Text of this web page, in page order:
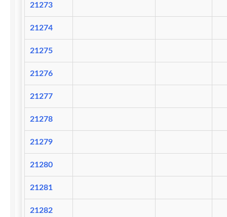
21273
21274
21275
21276
21277
21278
21279
21280
21281
21282